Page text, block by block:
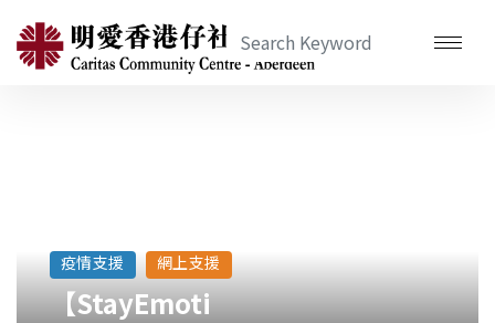
疫情支援 網上支援
【StayEmoti